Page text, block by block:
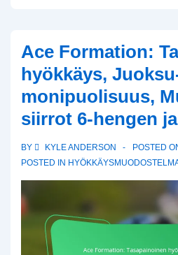
Hybridit
roolit,
Peitto
monipuolisuus,
strategiat
Ace Formation:
hyökkäys,
monipuolisuus,
siirrot 6-hengen
BY KYLE ANDERSON POSTED
POSTED IN